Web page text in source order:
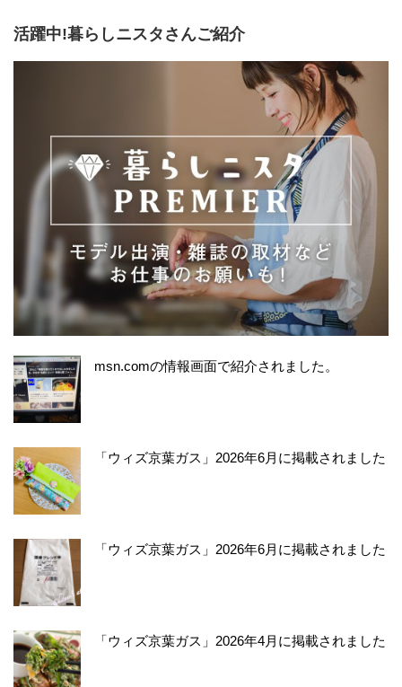
活躍中!暮らしニスタさんご紹介
msn.comの情報画面で紹介されました。
「ウィズ京葉ガス」2026年6月に掲載されました
「ウィズ京葉ガス」2026年6月に掲載されました
「ウィズ京葉ガス」2026年4月に掲載されました